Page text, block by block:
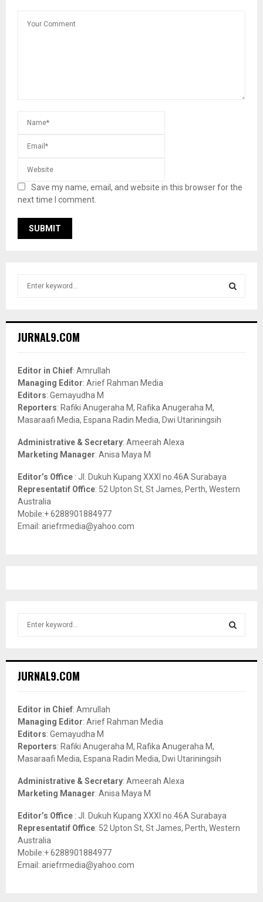
Save my name, email, and website in this browser for the
next time I comment.
h
o
r
:
JURNAL9.COM
Editor in Chief: Amrullah
Managing Editor: Arief Rahman Media
Editors: Gemayudha M
Reporters: Rafiki Anugeraha M, Rafika Anugeraha M,
Masaraafi Media, Espana Radin Media, Dwi Utariningsih
Administrative & Secretary: Ameerah Alexa
Marketing Manager: Anisa Maya M
Editor’s Office : Jl. Dukuh Kupang XXXI no.46A Surabaya
Representatif Office: 52 Upton St, St James, Perth, Western
Australia
Mobile:+ 6288901884977
Email: ariefrmedia@yahoo.com
h
o
r
:
JURNAL9.COM
Editor in Chief: Amrullah
Managing Editor: Arief Rahman Media
Editors: Gemayudha M
Reporters: Rafiki Anugeraha M, Rafika Anugeraha M,
Masaraafi Media, Espana Radin Media, Dwi Utariningsih
Administrative & Secretary: Ameerah Alexa
Marketing Manager: Anisa Maya M
Editor’s Office : Jl. Dukuh Kupang XXXI no.46A Surabaya
Representatif Office: 52 Upton St, St James, Perth, Western
Australia
Mobile:+ 6288901884977
Email: ariefrmedia@yahoo.com